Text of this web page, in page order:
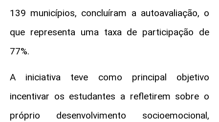
139 municípios, concluíram a autoavaliação, o
que representa uma taxa de participação de
77%.
A iniciativa teve como principal objetivo
incentivar os estudantes a refletirem sobre o
próprio desenvolvimento socioemocional,